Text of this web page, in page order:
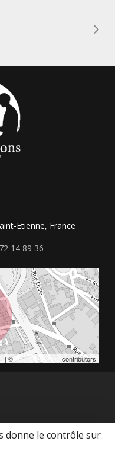
donne le contrôle sur
Etienne, France
14 89 36
|©OpenStreetMap contributors